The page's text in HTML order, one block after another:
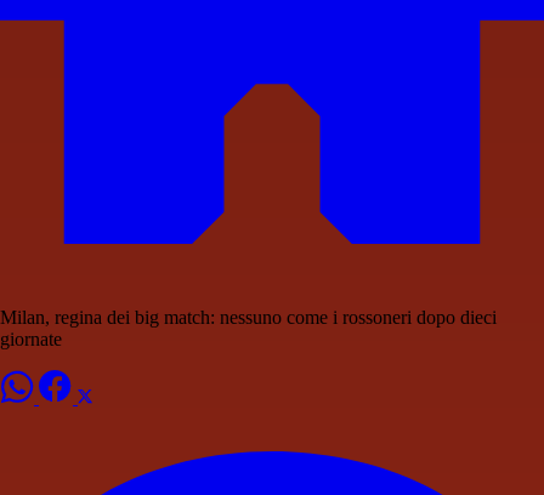
Milan, regina dei big match: nessuno come i rossoneri dopo dieci
giornate